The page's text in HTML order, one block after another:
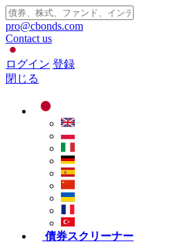
pro@cbonds.com
Contact us
ログイン 登録
閉じる
債券スクリーナー